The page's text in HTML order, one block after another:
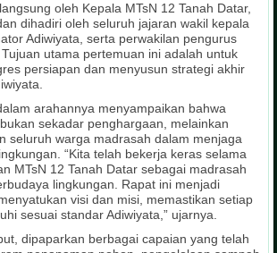
oleh Kepala MTsN 12 Tanah Datar,
dihadiri oleh seluruh jajaran wakil kepala
Adiwiyata, serta perwakilan pengurus
utama pertemuan ini adalah untuk
persiapan dan menyusun strategi akhir
arahannya menyampaikan bahwa
sekadar penghargaan, melainkan
seluruh warga madrasah dalam menjaga
“Kita telah bekerja keras selama
MTsN 12 Tanah Datar sebagai madrasah
lingkungan. Rapat ini menjadi
visi dan misi, memastikan setiap
sesuai standar Adiwiyata,” ujarnya.
dipaparkan berbagai capaian yang telah